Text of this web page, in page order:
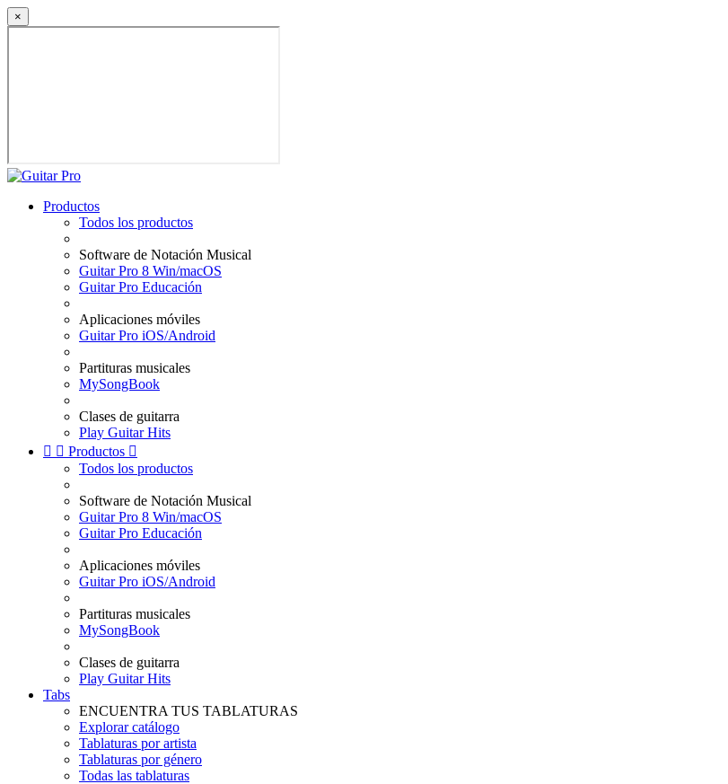
×
Productos
Todos los productos
Software de Notación Musical
Guitar Pro 8 Win/macOS
Guitar Pro Educación
Aplicaciones móviles
Guitar Pro iOS/Android
Partituras musicales
MySongBook
Clases de guitarra
Play Guitar Hits
  Productos 
Todos los productos
Software de Notación Musical
Guitar Pro 8 Win/macOS
Guitar Pro Educación
Aplicaciones móviles
Guitar Pro iOS/Android
Partituras musicales
MySongBook
Clases de guitarra
Play Guitar Hits
Tabs
ENCUENTRA TUS TABLATURAS
Explorar catálogo
Tablaturas por artista
Tablaturas por género
Todas las tablaturas